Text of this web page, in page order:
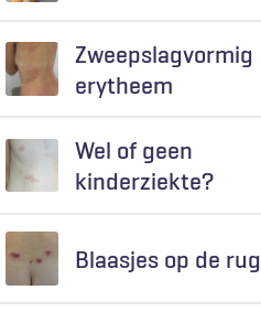
Zweepslagvormig
erytheem
Wel of geen
kinderziekte?
Blaasjes op de rug